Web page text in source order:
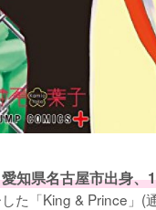
知県名古屋市出身
た「King & Prince」(